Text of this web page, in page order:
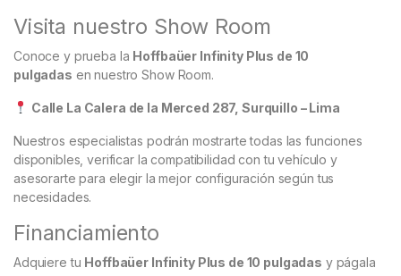
Visita nuestro Show Room
Conoce y prueba la Hoffbaüer Infinity Plus de 10
pulgadas en nuestro Show Room.
Calle La Calera de la Merced 287, Surquillo – Lima
Nuestros especialistas podrán mostrarte todas las funciones
disponibles, verificar la compatibilidad con tu vehículo y
asesorarte para elegir la mejor configuración según tus
necesidades.
Financiamiento
Adquiere tu Hoffbaüer Infinity Plus de 10 pulgadas y págala